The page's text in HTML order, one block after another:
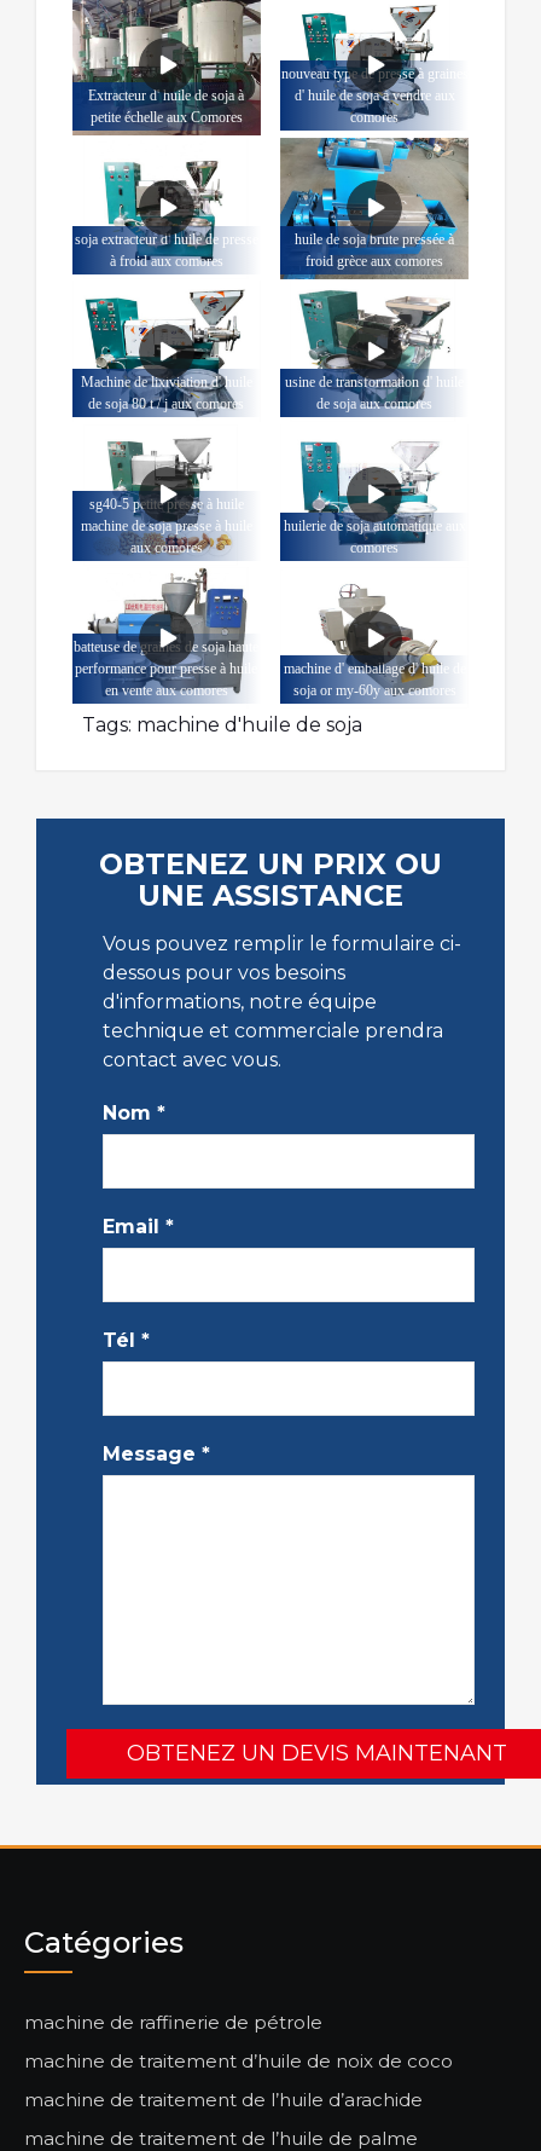
Extracteur d' huile de soja à
petite échelle aux Comores
nouveau type de presse à graines
d' huile de soja à vendre aux
comores
soja extracteur d' huile de presse
à froid aux comores
huile de soja brute pressée à
froid grèce aux comores
Machine de lixiviation d' huile
de soja 80 t / j aux comores
usine de transformation d' huile
de soja aux comores
sg40-5 petite presse à huile
machine de soja presse à huile
aux comores
huilerie de soja automatique aux
comores
batteuse de graines de soja haute
performance pour presse à huile
en vente aux comores
machine d' emballage d' huile de
soja or my-60y aux comores
Tags: machine d'huile de soja
OBTENEZ UN PRIX OU
UNE ASSISTANCE
Vous pouvez remplir le formulaire ci-
dessous pour vos besoins
d'informations, notre équipe
technique et commerciale prendra
contact avec vous.
Nom *
Email *
Tél *
Message *
Catégories
machine de raffinerie de pétrole
machine de traitement d’huile de noix de coco
machine de traitement de l’huile d’arachide
machine de traitement de l’huile de palme